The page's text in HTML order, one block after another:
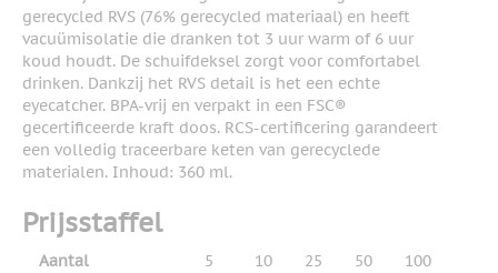
gerecycled RVS (76% gerecycled materiaal) en heeft
vacuümisolatie die dranken tot 3 uur warm of 6 uur
koud houdt. De schuifdeksel zorgt voor comfortabel
drinken. Dankzij het RVS detail is het een echte
eyecatcher. BPA-vrij en verpakt in een FSC®
gecertificeerde kraft doos. RCS-certificering garandeert
een volledig traceerbare keten van gerecyclede
materialen. Inhoud: 360 ml.
Prijsstaffel
Aantal 5 10 25 50 100